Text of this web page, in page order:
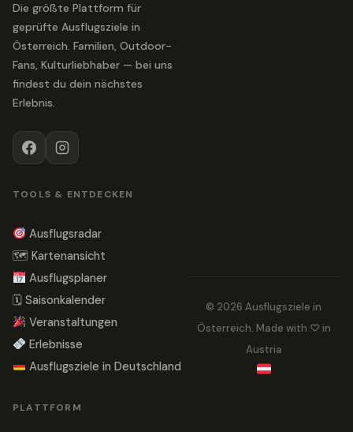
Die größte Plattform für
geprüfte Ausflugsziele in
Österreich. Familien, Outdoor-
Fans, Kulturliebhaber — bei uns
findest du dein nächstes
Erlebnis.
TOOLS & ENTDECKEN
Ausflugsradar
🗺 Kartenansicht
Ausflugsplaner
🗓 Saisonkalender
Veranstaltungen
Erlebnisse
Ausflugsziele in Deutschland
PLATTFORM
© 2026 Ausflugsziele in
Österreich. Made with ♡ in
Austria